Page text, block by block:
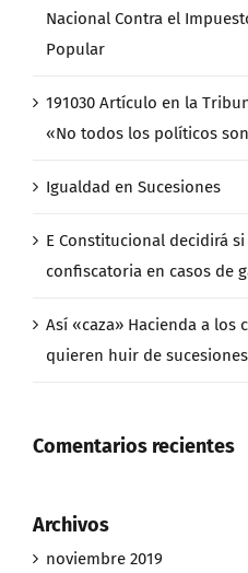
Nacional Contra el
Popular
191030 Artículo en la
«No todos los políticos
Igualdad en Sucesiones
E Constitucional decidirá
confiscatoria en casos de
Así «caza» Hacienda a los
quieren huir de
Comentarios recientes
Archivos
noviembre 2019